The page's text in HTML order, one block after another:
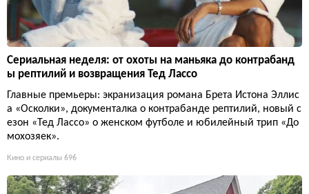
Сериальная неделя: от охоты на маньяка до контрабанд
ы рептилий и возвращения Тед Лассо
Главные премьеры: экранизация романа Брета Истона Эллис
а «Осколки», документалка о контрабанде рептилий, новый с
езон «Тед Лассо» о женском футболе и юбилейный трип «До
мохозяек».
Кино и сериалы 696